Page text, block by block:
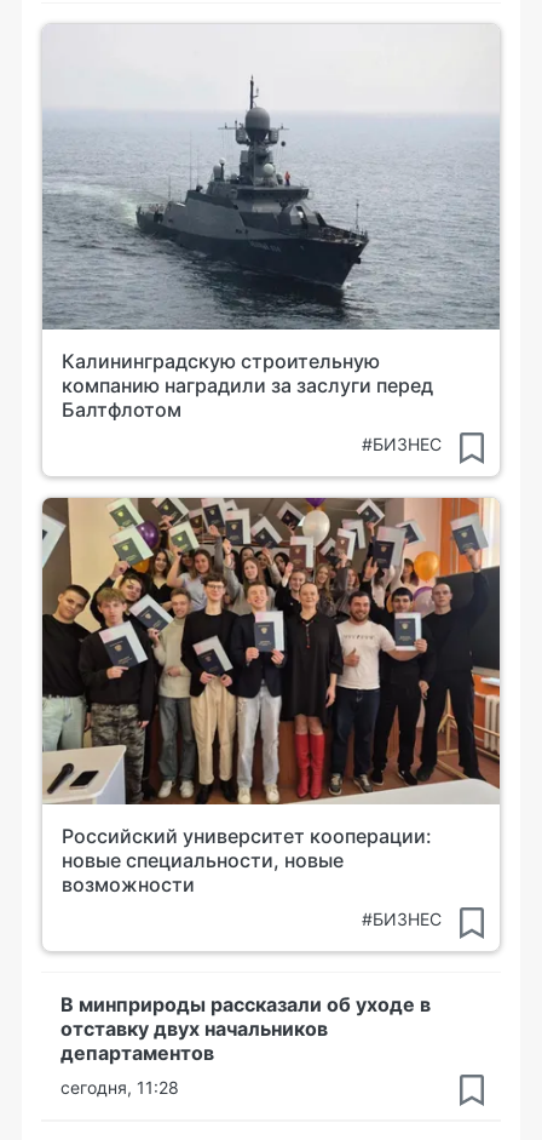
Калининградскую строительную
компанию наградили за заслуги перед
Балтфлотом
#БИЗНЕС
Российский университет кооперации:
новые специальности, новые
возможности
#БИЗНЕС
В минприроды рассказали об уходе в
отставку двух начальников
департаментов
сегодня, 11:28